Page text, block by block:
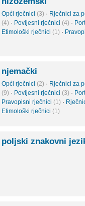
Opći rječnici (3) · Rječnici za
(4) · Povijesni rječnici (4) ·
Etimološki rječnici (1) ·
njemački
Opći rječnici (2) · Rječnici za
(9) · Povijesni rječnici (3) ·
Pravopisni rječnici (1) ·
Etimološki rječnici (1)
poljski znakovni